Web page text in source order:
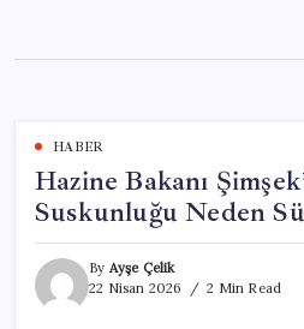
content
HABER
Hazine Bakanı
Suskunluğu Neden
By Ayşe Çelik
22 Nisan 2026
2 Min Read